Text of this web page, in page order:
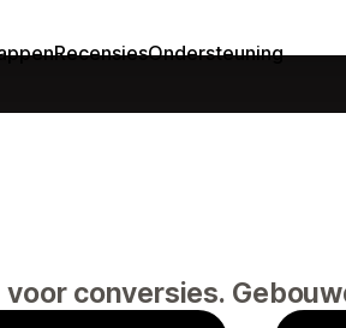
RecensiesOndersteuning
conversies.